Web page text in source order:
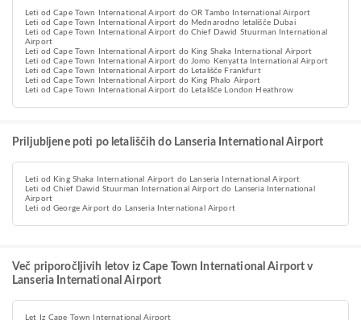
Leti od Cape Town International Airport do OR Tambo International Airport
Leti od Cape Town International Airport do Mednarodno letališče Dubai
Leti od Cape Town International Airport do Chief Dawid Stuurman International
Airport
Leti od Cape Town International Airport do King Shaka International Airport
Leti od Cape Town International Airport do Jomo Kenyatta International Airport
Leti od Cape Town International Airport do Letališče Frankfurt
Leti od Cape Town International Airport do King Phalo Airport
Leti od Cape Town International Airport do Letališče London Heathrow
Priljubljene poti po letališčih do Lanseria International Airport
Leti od King Shaka International Airport do Lanseria International Airport
Leti od Chief Dawid Stuurman International Airport do Lanseria International
Airport
Leti od George Airport do Lanseria International Airport
Več priporočljivih letov iz Cape Town International Airport v
Lanseria International Airport
Let Iz Cape Town International Airport